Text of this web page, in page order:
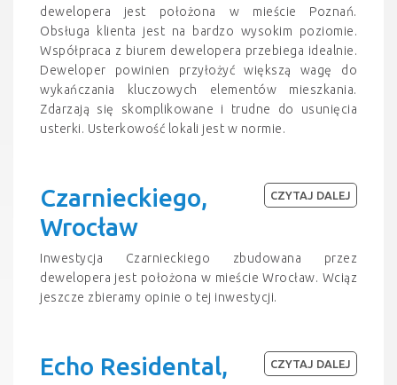
dewelopera jest położona w mieście Poznań.
Obsługa klienta jest na bardzo wysokim poziomie.
Współpraca z biurem dewelopera przebiega idealnie.
Deweloper powinien przyłożyć większą wagę do
wykańczania kluczowych elementów mieszkania.
Zdarzają się skomplikowane i trudne do usunięcia
usterki. Usterkowość lokali jest w normie.
Czarnieckiego,
Wrocław
Inwestycja Czarnieckiego zbudowana przez
dewelopera jest położona w mieście Wrocław. Wciąz
jeszcze zbieramy opinie o tej inwestycji.
CZYTAJ DALEJ
Echo Residental,
CZYTAJ DALEJ